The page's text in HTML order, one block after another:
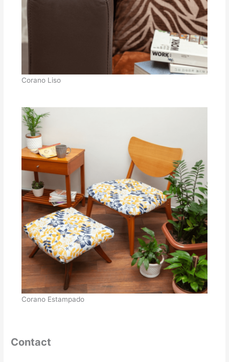
Corano Liso
Corano Estampado
Contact